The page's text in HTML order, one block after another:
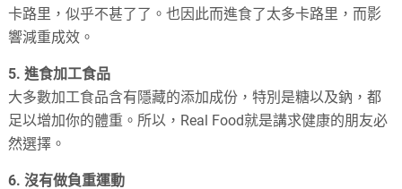
卡路里，似乎不甚了了。也因此而進食了太多卡路里，而影
響減重成效。
5. 進食加工食品
大多數加工食品含有隱藏的添加成份，特別是糖以及鈉，都
足以增加你的體重。所以，Real Food就是講求健康的朋友必
然選擇。
6. 沒有做負重運動